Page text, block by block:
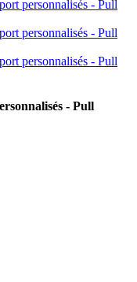
- Pull